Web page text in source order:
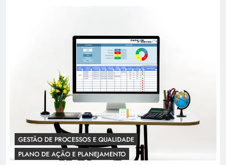
GESTÃO DE PROCESSOS E QUALIDADE
PLANO DE AÇÃO E PLANEJAMENTO